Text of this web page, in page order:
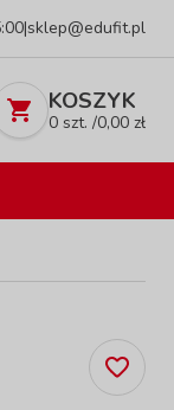
|sklep@edufit.pl
KOSZYK
0 szt. /0,00 zł